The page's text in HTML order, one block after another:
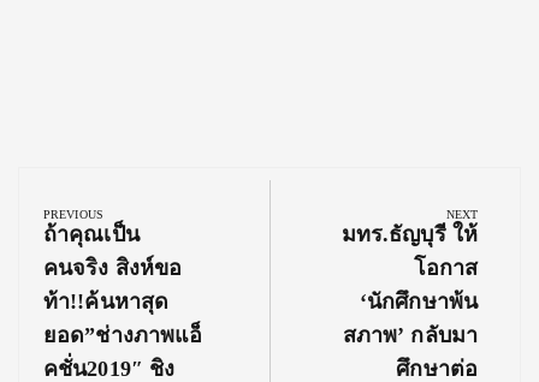
navigation
PREVIOUS
Previous
Post:
ถ้าคุณเป็น
คนจริง สิงห์ขอ
ท้า!!ค้นหาสุด
ยอด”ช่างภาพแอ็
คชั่น2019″ ชิง
NEXT
Next
มทร.ธัญบุรี ให้
โอกาส
‘นักศึกษาพ้น
สภาพ’ กลับมา
ศึกษาต่อ